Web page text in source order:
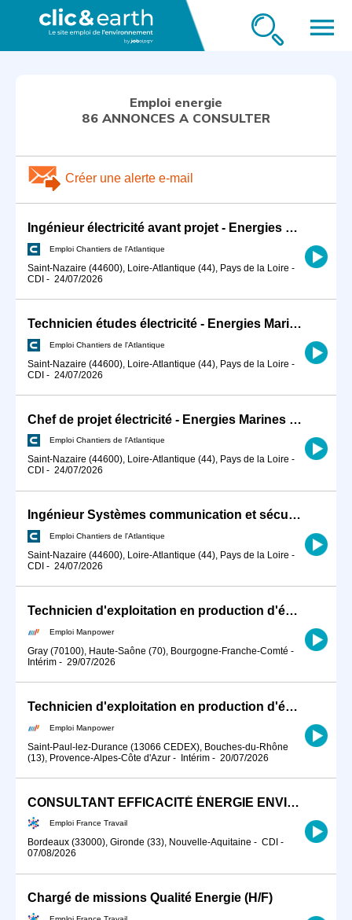
menu
Emploi energie
86 ANNONCES A CONSULTER
Créer une alerte e-mail
Ingénieur électricité avant projet - Energies Marines H/F
Emploi Chantiers de l'Atlantique
Saint-Nazaire (44600), Loire-Atlantique (44), Pays de la Loire -
CDI - 24/07/2026
Technicien études électricité - Energies Marines H/F
Emploi Chantiers de l'Atlantique
Saint-Nazaire (44600), Loire-Atlantique (44), Pays de la Loire -
CDI - 24/07/2026
Chef de projet électricité - Energies Marines H/F
Emploi Chantiers de l'Atlantique
Saint-Nazaire (44600), Loire-Atlantique (44), Pays de la Loire -
CDI - 24/07/2026
Ingénieur Systèmes communication et sécurité - Energies Marines H/F
Emploi Chantiers de l'Atlantique
Saint-Nazaire (44600), Loire-Atlantique (44), Pays de la Loire -
CDI - 24/07/2026
Technicien d'exploitation en production d'énergie (H/F)
Emploi Manpower
Gray (70100), Haute-Saône (70), Bourgogne-Franche-Comté -
Intérim - 29/07/2026
Technicien d'exploitation en production d'énergie (H/F)
Emploi Manpower
Saint-Paul-lez-Durance (13066 CEDEX), Bouches-du-Rhône
(13), Provence-Alpes-Côte d'Azur - Intérim - 20/07/2026
CONSULTANT EFFICACITÉ ÉNERGIE ENVIRONNEMENT (H/F)
Emploi France Travail
Bordeaux (33000), Gironde (33), Nouvelle-Aquitaine - CDI -
07/08/2026
Chargé de missions Qualité Energie (H/F)